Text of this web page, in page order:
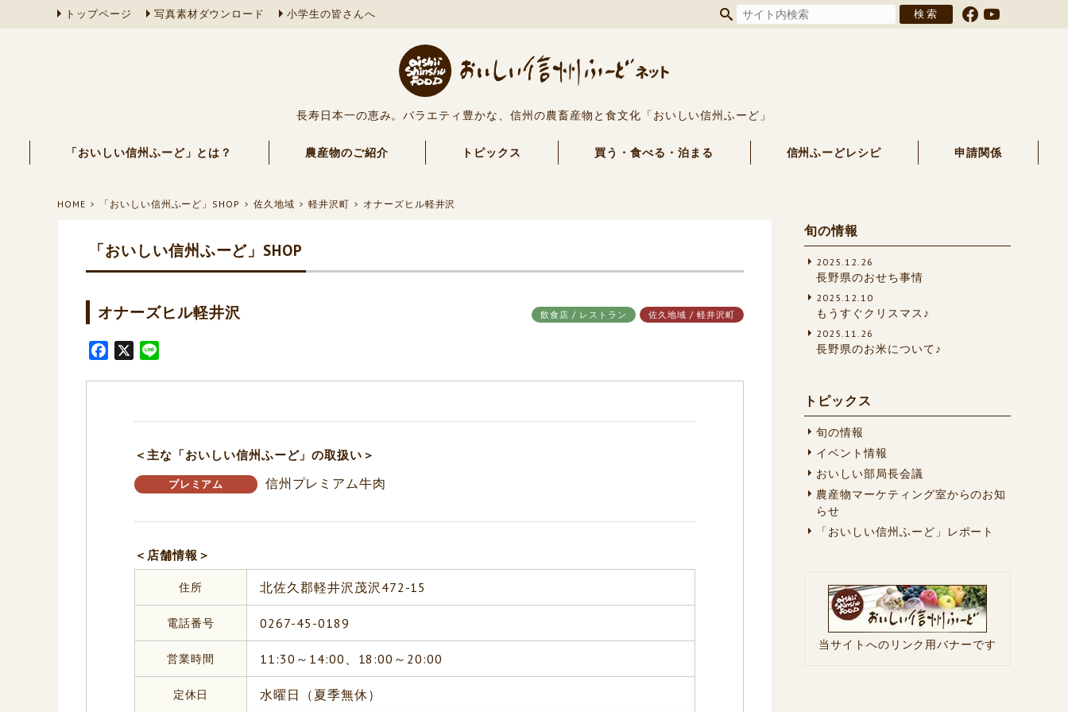
トップページ 写真素材ダウンロード 小学生の皆さんへ
長寿日本一の恵み。バラエティ豊かな、信州の農畜産物と食文化「おいしい信州ふーど」
「おいしい信州ふーど」とは？ 農産物のご紹介 トピックス 買う・食べる・泊まる 信州ふーどレシピ 申請関係
HOME 「おいしい信州ふーど」SHOP 佐久地域 軽井沢町 オナーズヒル軽井沢
「おいしい信州ふーど」SHOP
オナーズヒル軽井沢 飲食店 / レストラン 佐久地域 / 軽井沢町
＜主な「おいしい信州ふーど」の取扱い＞
プレミアム 信州プレミアム牛肉
＜店舗情報＞
住所 北佐久郡軽井沢茂沢472-15
電話番号 0267-45-0189
営業時間 11:30～14:00、18:00～20:00
定休日 水曜日（夏季無休）
旬の情報
2025.12.26
長野県のおせち事情
2025.12.10
もうすぐクリスマス♪
2025.11.26
長野県のお米について♪
トピックス
旬の情報
イベント情報
おいしい部局長会議
農産物マーケティング室からのお知
らせ
「おいしい信州ふーど」レポート
当サイトへのリンク用バナーです